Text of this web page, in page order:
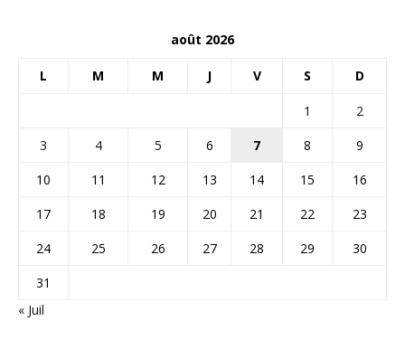
août 2026
L M M J V S D
1
2
3
4 5 6 7 8
9
10
11 12 13 14 15
16
17
18 19 20 21 22
23
24
25 26 27 28 29
30
31
« Juil